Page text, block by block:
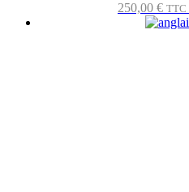
250,00 € TTC